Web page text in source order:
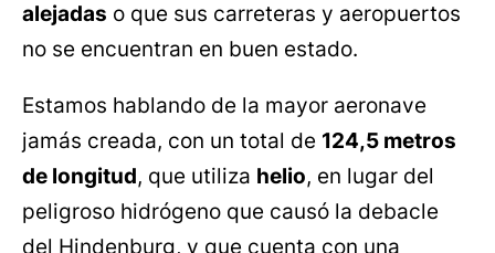
alejadas o que sus carreteras y aeropuertos
no se encuentran en buen estado.
Estamos hablando de la mayor aeronave
jamás creada, con un total de 124,5 metros
de longitud, que utiliza helio, en lugar del
peligroso hidrógeno que causó la debacle
del Hindenburg, y que cuenta con una